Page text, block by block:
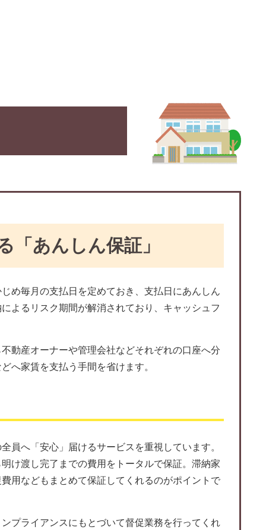
「あんしん保証」
め毎月の支払日を定めておき、支払日にあんしん
よるリスク期間が解消されており、キャッシュフ
動産オーナーや管理会社などそれぞれの口座へ分
へ家賃を支払う手間を省けます。
員へ「安心」届けるサービスを重視しています。
け渡し完了までの費用をトータルで保証。滞納家
用などもまとめて保証してくれるのがポイントで
プライアンスにもとづいて督促業務を行ってくれ